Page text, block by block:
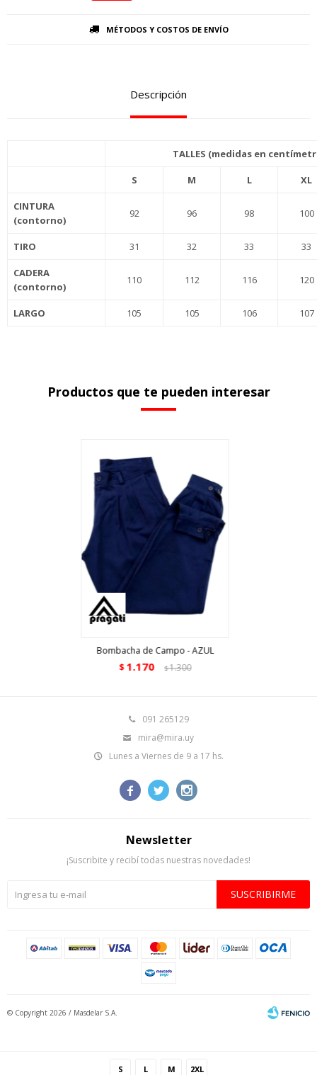
S L M 2XL
MÉTODOS Y COSTOS DE ENVÍO
Descripción
TALLES (medidas en
S M L XL
CINTURA
(contorno)
92 96 98 100
TIRO 31 32 33 33
CADERA
(contorno)
110 112 116 120
LARGO 105 105 106 107
Productos que te pueden interesar
Bombacha de Campo - AZUL
$ 1.170 $1.300
091 265129
mira@mira.uy
Lunes a Viernes de 9 a 17 hs.
  
Newsletter
¡Suscribite y recibí todas nuestras novedades!
SUSCRIBIRME
© Copyright 2026 / Masdelar S.A.